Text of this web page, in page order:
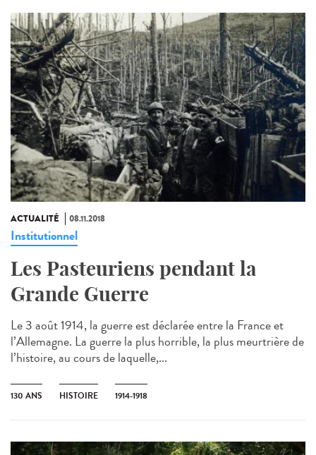
ACTUALITÉ 08.11.2018
Institutionnel
Les Pasteuriens pendant la
Grande Guerre
Le 3 août 1914, la guerre est déclarée entre la France et
l’Allemagne. La guerre la plus horrible, la plus meurtrière de
l’histoire, au cours de laquelle,...
130 ANS HISTOIRE 1914-1918